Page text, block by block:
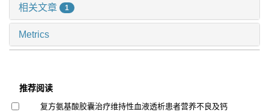
相关文章 1
Metrics
推荐阅读
复方氨基酸胶囊治疗维持性血液透析患者营养不良及钙